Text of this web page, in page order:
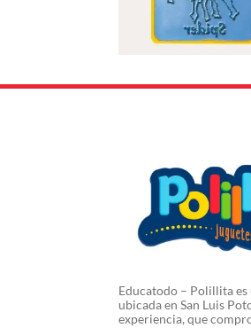
Educatodo – Polillita es
ubicada en San Luis
experiencia, que